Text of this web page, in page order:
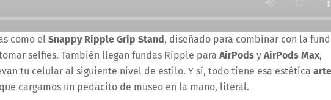
como el Snappy Ripple Grip Stand, diseñado para combinar con la
selfies. También llegan fundas Ripple para AirPods y AirPods Max,
tu celular al siguiente nivel de estilo. Y sí, todo tiene esa estética arte
cargamos un pedacito de museo en la mano, literal.